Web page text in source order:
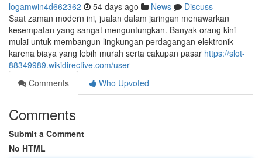
logamwin4d662362 54 days ago News
Discuss
Saat zaman modern ini, jualan dalam jaringan menawarkan
kesempatan yang sangat menguntungkan. Banyak orang kini
mulai untuk membangun lingkungan perdagangan elektronik
karena biaya yang lebih murah serta cakupan pasar https://slot-
88349989.wikidirective.com/user
Comments
Who Upvoted
Comments
Submit a Comment
No HTML